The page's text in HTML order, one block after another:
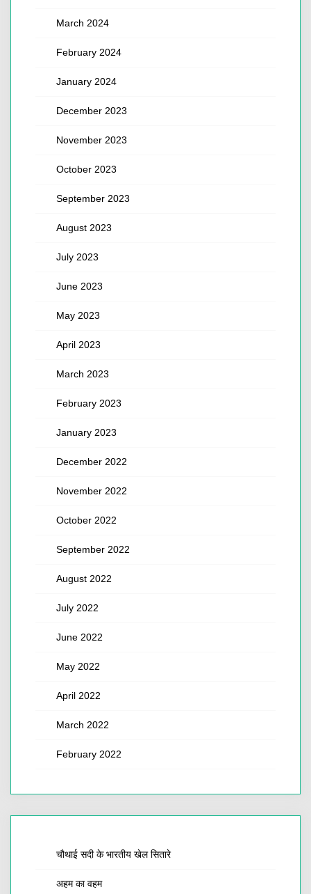
March 2024
February 2024
January 2024
December 2023
November 2023
October 2023
September 2023
August 2023
July 2023
June 2023
May 2023
April 2023
March 2023
February 2023
January 2023
December 2022
November 2022
October 2022
September 2022
August 2022
July 2022
June 2022
May 2022
April 2022
March 2022
February 2022
चौथाई सदी के भारतीय खेल सितारे
अहम का वहम